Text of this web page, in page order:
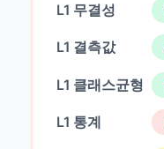
L1 무결성
L1 결측값
L1 클래스균형
L1 통계